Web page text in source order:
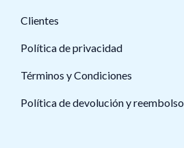
Clientes
Política de privacidad
Términos y Condiciones
Política de devolución y reembolso